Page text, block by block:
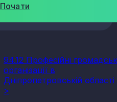
Почати
94.12 Професійні
організації в
Дніпропетровській
>